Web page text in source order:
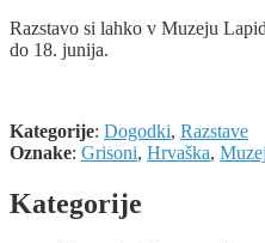
Razstavo si lahko v Muzeju
do 18. junija.
Kategorije: Dogodki, Razstave
Oznake: Grisoni, Hrvaška,
Kategorije